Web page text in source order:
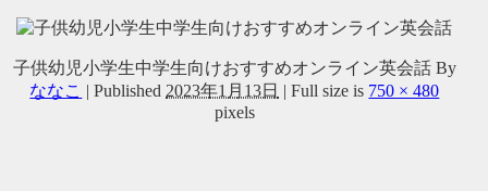
子供幼児小学生中学生向けおすすめオンライン英会話 By
ななこ | Published 2023年1月13日 | Full size is 750 × 480
pixels